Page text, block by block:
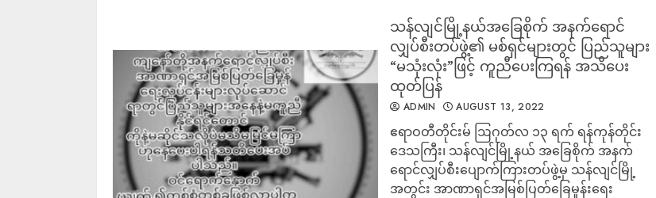
သန်လျင်မြို့နယ်အခြေစိုက် အနက်ရောင်
လျှပ်စီးတပ်ဖွဲ့၏ မစ်ရှင်များတွင် ပြည်သူများ
“မသုံးလုံး”ဖြင့် ကူညီပေးကြရန် အသိပေး
ထုတ်ပြန်
ADMIN AUGUST 13, 2022
ဧရာဝတီတိုင်းမ် ဩဂုတ်လ ၁၃ ရက် ရန်ကုန်တိုင်း
ဒေသကြီး၊ သန်လျင်မြို့နယ် အခြေစိုက် အနက်
ရောင်လျှပ်စီးပျောက်ကြားတပ်ဖွဲ့မှ သန်လျင်မြို့
အတွင်း အာဏာရှင်အမြစ်ပြတ်ခြေမှုန်းရေး